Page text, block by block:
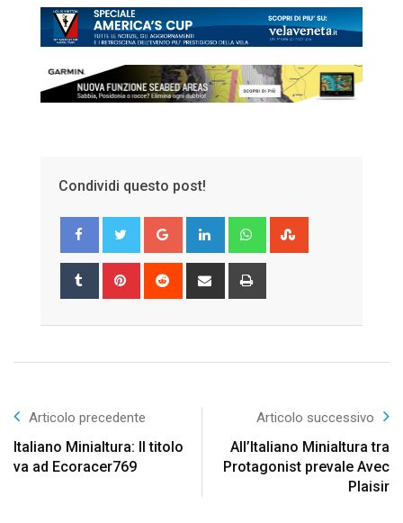
Condividi questo post!
Google+ LinkedIn Whatsapp
Tumblr Pinterest Reddit
Share
Articolo precedente
Italiano Minialtura: Il titolo
va ad Ecoracer769
Articolo successivo
All’Italiano Minialtura tra
Protagonist prevale Avec
Plaisir